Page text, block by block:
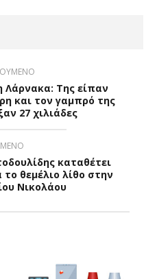
Λάρνακα: Της είπαν
και τον γαμπρό της
27 χιλιάδες
καταθέτει
θεμέλιο λίθο στην
Νικολάου